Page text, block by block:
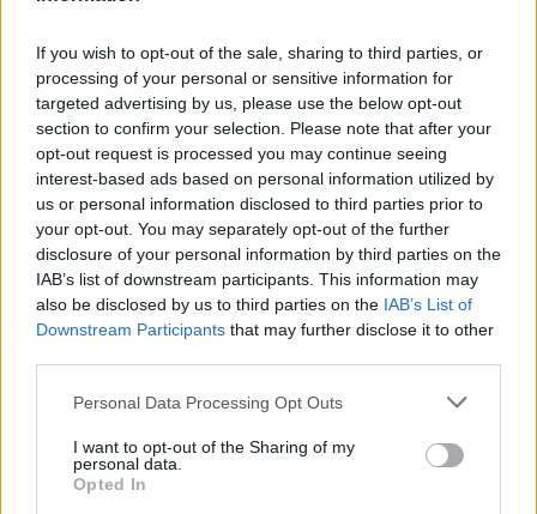
If you wish to opt-out of the sale, sharing to third parties, or
processing of your personal or sensitive information for
targeted advertising by us, please use the below opt-out
section to confirm your selection. Please note that after your
opt-out request is processed you may continue seeing
interest-based ads based on personal information utilized by
us or personal information disclosed to third parties prior to
your opt-out. You may separately opt-out of the further
disclosure of your personal information by third parties on the
IAB’s list of downstream participants. This information may
also be disclosed by us to third parties on the IAB’s List of
Downstream Participants that may further disclose it to other
Personal Data Processing Opt Outs
I want to opt-out of the Sharing of my
personal data.
Opted In